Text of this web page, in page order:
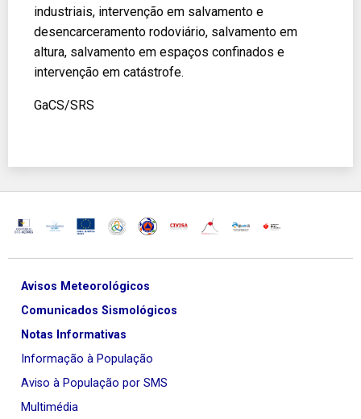
industriais, intervenção em salvamento e
desencarceramento rodoviário, salvamento em
altura, salvamento em espaços confinados e
intervenção em catástrofe.
GaCS/SRS
Avisos Meteorológicos
Comunicados Sismológicos
Notas Informativas
Informação à População
Aviso à População por SMS
Multimédia